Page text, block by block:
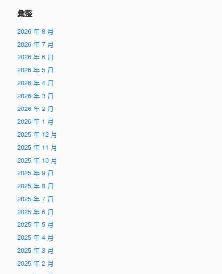
彙整
2026 年 8 月
2026 年 7 月
2026 年 6 月
2026 年 5 月
2026 年 4 月
2026 年 3 月
2026 年 2 月
2026 年 1 月
2025 年 12 月
2025 年 11 月
2025 年 10 月
2025 年 9 月
2025 年 8 月
2025 年 7 月
2025 年 6 月
2025 年 5 月
2025 年 4 月
2025 年 3 月
2025 年 2 月